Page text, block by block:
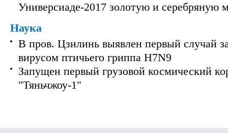
Универсиаде-2017 золотую и серебряную
Наука
В пров. Цзилинь выявлен первый случай
вирусом птичьего гриппа H7N9
Запущен первый грузовой космический
"Тяньчжоу-1"